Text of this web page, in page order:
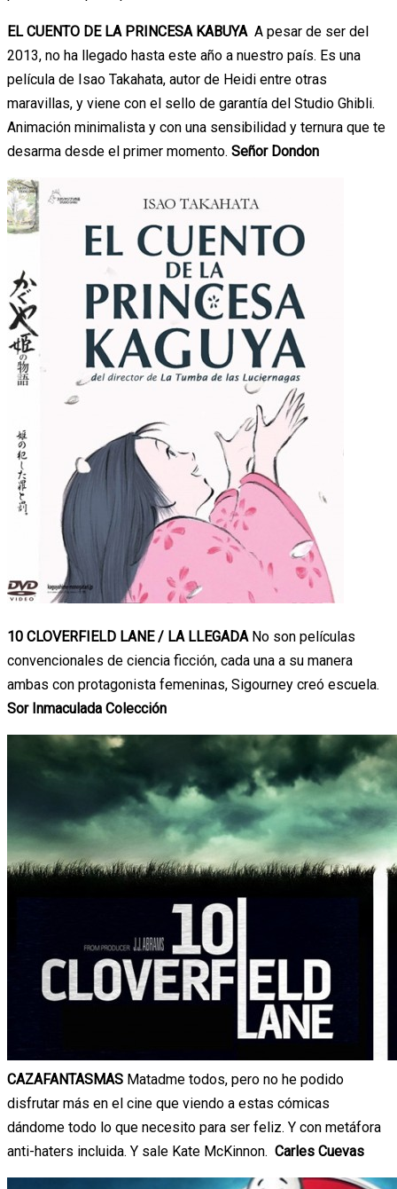
EL CUENTO DE LA PRINCESA KABUYA A pesar de ser del
2013, no ha llegado hasta este año a nuestro país. Es una
película de Isao Takahata, autor de Heidi entre otras
maravillas, y viene con el sello de garantía del Studio Ghibli.
Animación minimalista y con una sensibilidad y ternura que te
desarma desde el primer momento. Señor Dondon
10 CLOVERFIELD LANE / LA LLEGADA No son películas
convencionales de ciencia ficción, cada una a su manera
ambas con protagonista femeninas, Sigourney creó escuela.
Sor Inmaculada Colección
CAZAFANTASMAS Matadme todos, pero no he podido
disfrutar más en el cine que viendo a estas cómicas
dándome todo lo que necesito para ser feliz. Y con metáfora
anti-haters incluida. Y sale Kate McKinnon. Carles Cuevas